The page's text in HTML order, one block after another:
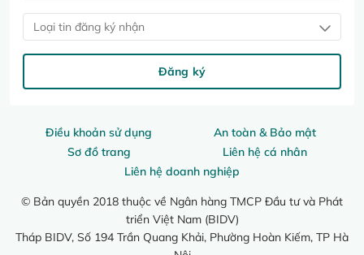
Điều khoản sử dụng
An toàn & Bảo mật
Sơ đồ trang
Liên hệ cá nhân
Liên hệ doanh nghiệp
© Bản quyền 2018 thuộc về Ngân hàng TMCP Đầu tư và Phát
triển Việt Nam (BIDV)
Tháp BIDV, Số 194 Trần Quang Khải, Phường Hoàn Kiếm, TP Hà
Loại tin đăng ký nhận
Đăng ký